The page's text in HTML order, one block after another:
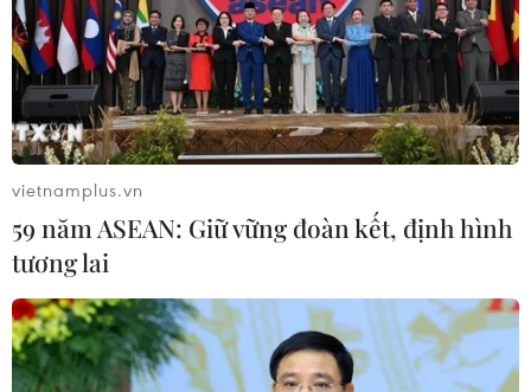
Sau bàn thắng này, Bayern chơi ép sân...
vietnamplus.vn
59 năm ASEAN: Giữ vững đoàn kết, định hình
tương lai